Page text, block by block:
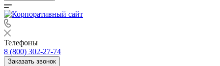
Телефоны
8 (800) 302-27-74
Заказать звонок